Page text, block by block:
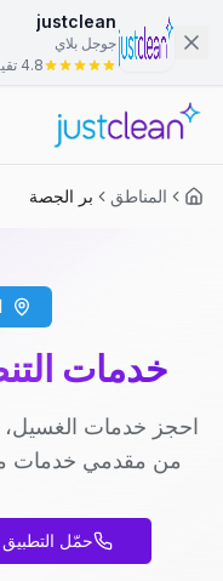
justclean
جوجل بلاي
4.8 تقييم
المناطق بر الجصة
خدمات
احجز خدمات الغسيل،
من مقدمي خدمات
حمّل التطبيق